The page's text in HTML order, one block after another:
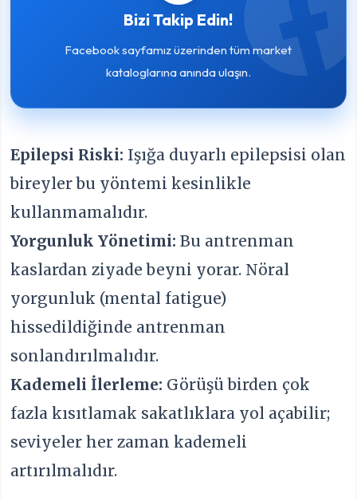
Bizi Takip Edin!
Facebook sayfamız üzerinden tüm market
kataloglarına anında ulaşın.
Epilepsi Riski: Işığa duyarlı epilepsisi olan
bireyler bu yöntemi kesinlikle
kullanmamalıdır.
Yorgunluk Yönetimi: Bu antrenman
kaslardan ziyade beyni yorar. Nöral
yorgunluk (mental fatigue)
hissedildiğinde antrenman
sonlandırılmalıdır.
Kademeli İlerleme: Görüşü birden çok
fazla kısıtlamak sakatlıklara yol açabilir;
seviyeler her zaman kademeli
artırılmalıdır.